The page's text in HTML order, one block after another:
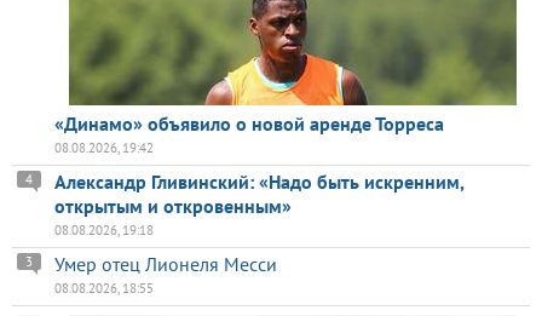
«Динамо» объявило о новой аренде Торреса
08.08.2026, 19:42
Александр Гливинский: «Надо быть искренним,
открытым и откровенным»
4
08.08.2026, 19:18
Умер отец Лионеля Месси
3
08.08.2026, 18:55